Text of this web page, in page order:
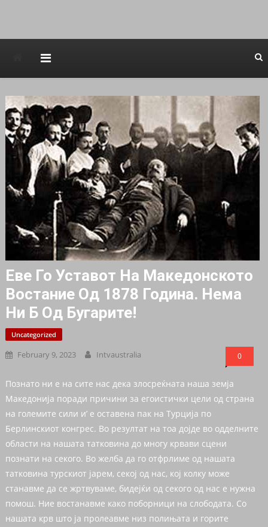
Еве Го Уставот На Македонското
Востание Од 1878 Година. Нема
Ни Б Од Бугарите!
Uncategorized
February 9, 2023 Intvaustralia 0
Познато ни е на сите нас дека злосреќната наша земја
Македонија поради причини за егоистички цели од страна
на големите сили и’ е оставена пак на Турција по
Берлинскиот конгрес. Во резултат на тоа дојде во одделните
области на нашата татковина до многу крвави сцени
познати на секого. Во желба да го отфрлиме од нашата
татковина турскиот јарем, секој од нас, кој колку може
станавме да се жртвуваме, бидејќи од секого од нас е нужна
помош. Ние востанавме како поборници на слободата. Со
нашата крв што ја пролеавме низ полињата и горите